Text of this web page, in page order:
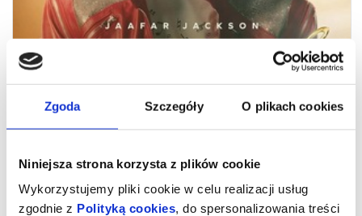
Zgoda Szczegóły O plikach cookies
Niniejsza strona korzysta z plików cookie
Wykorzystujemy pliki cookie w celu realizacji usług
zgodnie z Polityką cookies, do spersonalizowania treści